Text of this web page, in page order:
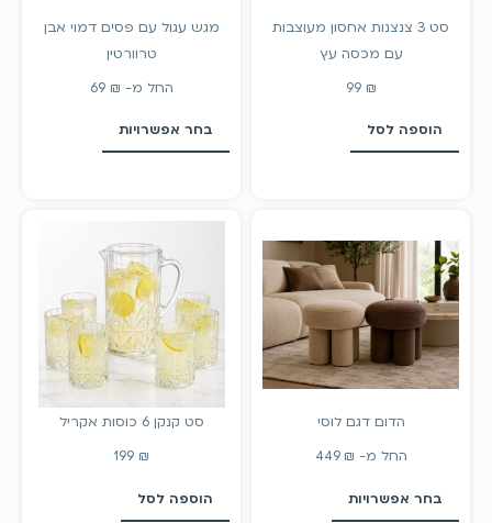
סט 3 צנצנות אחסון מעוצבות
עם מכסה עץ
99 ₪
הוספה לסל
מגש עגול עם פסים דמוי אבן
טרוורטין
החל מ-
69 ₪
בחר אפשרויות
הדום דגם לוסי
החל מ-
449 ₪
בחר אפשרויות
סט קנקן 6 כוסות אקריל
199 ₪
הוספה לסל